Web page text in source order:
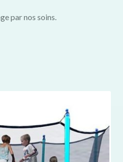
par nos soins.